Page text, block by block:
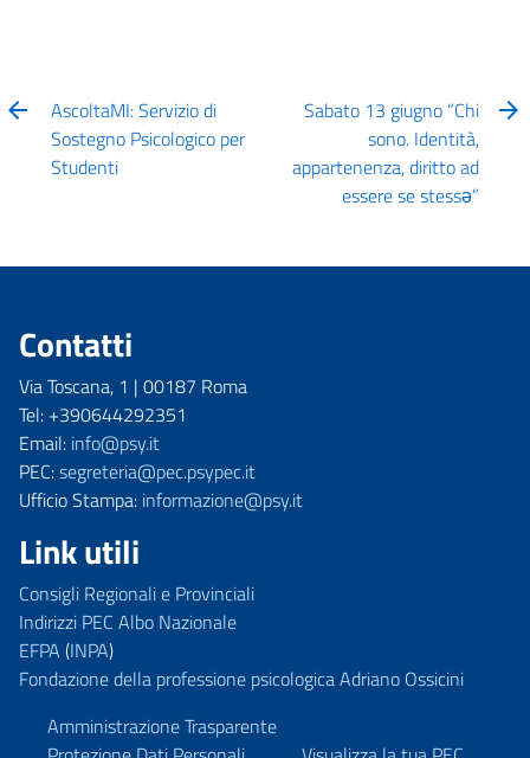
AscoltaMI: Servizio di
Sostegno Psicologico per
Studenti
Sabato 13 giugno “Chi
sono. Identità,
appartenenza, diritto ad
essere se stessə”
Contatti
Via Toscana, 1 | 00187 Roma
Tel: +390644292351
Email: info@psy.it
PEC:segreteria@pec.psypec.it
Ufficio Stampa: informazione@psy.it
Link utili
Consigli Regionali e Provinciali
Indirizzi PEC Albo Nazionale
EFPA (INPA)
Fondazione della professione psicologica Adriano Ossicini
Amministrazione Trasparente